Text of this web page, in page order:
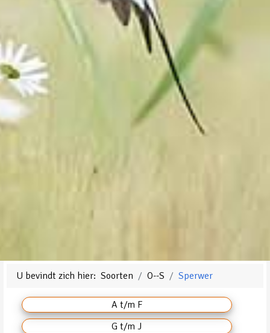
U bevindt zich hier:Soorten O--S Sperwer
A t/m F
G t/m J